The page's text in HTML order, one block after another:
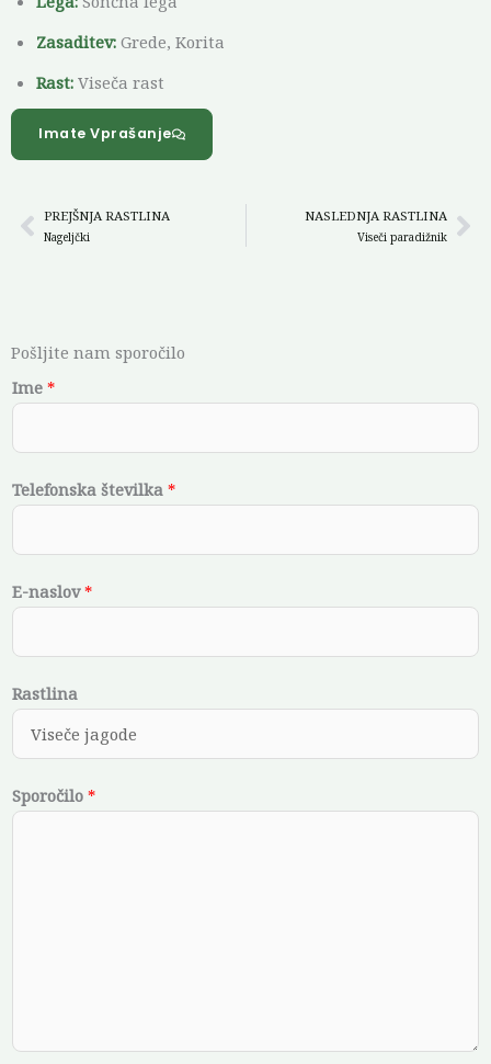
Zasaditev:Grede, Korita
Rast:Viseča rast
Imate Vprašanje
Prev
PREJŠNJA RASTLINA
Nageljčki
NASLEDNJA RASTLINA
Viseči paradižnik
Pošljite nam sporočilo
Ime *
Telefonska številka *
E-naslov*
Rastlina
E
-
h
Sporočilo *